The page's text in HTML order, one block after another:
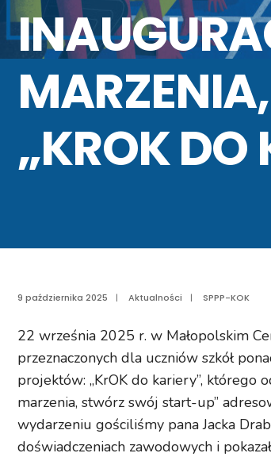
„KROK DO
9 października 2025 | Aktualności | SPPP-KOK
22 września 2025 r. w Małopolskim
przeznaczonych dla uczniów szkół
projektów: „KrOK do kariery”, którego
marzenia, stwórz swój start-up”
wydarzeniu gościliśmy pana Jacka
doświadczeniach zawodowych i